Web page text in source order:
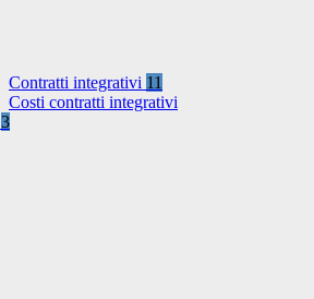
Contratti integrativi 11
Costi contratti integrativi
3